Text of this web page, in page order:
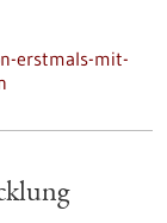
erstmals-mit-